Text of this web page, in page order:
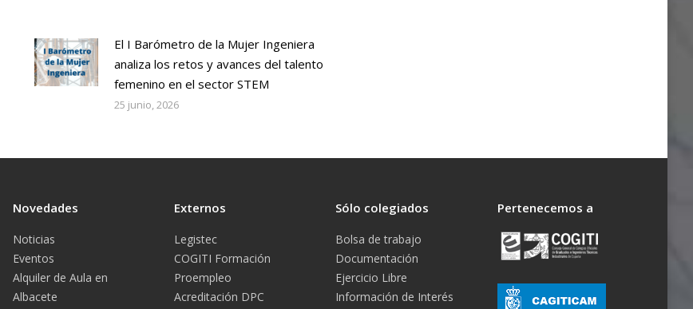
El I Barómetro de la Mujer Ingeniera
analiza los retos y avances del talento
femenino en el sector STEM
25 junio, 2026
Novedades
Noticias
Eventos
Alquiler de Aula en
Albacete
Externos
Legistec
COGITI Formación
Proempleo
Acreditación DPC
Sólo colegiados
Bolsa de trabajo
Documentación
Ejercicio Libre
Información de Interés
Pertenecemos a